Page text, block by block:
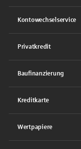
Kontowechselservice
Privatkredit
Baufinanzierung
Kreditkarte
Wertpapiere